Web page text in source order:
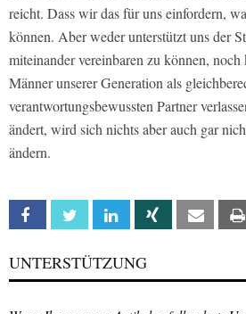
reicht. Dass wir das für uns einfordern,
können. Aber weder unterstützt uns der
miteinander vereinbaren zu können,
Männer unserer Generation als
verantwortungsbewussten Partner
ändert, wird sich nichts aber auch gar
ändern.
Facebook Twitter Linkedin Xing Email
UNTERSTÜTZUNG